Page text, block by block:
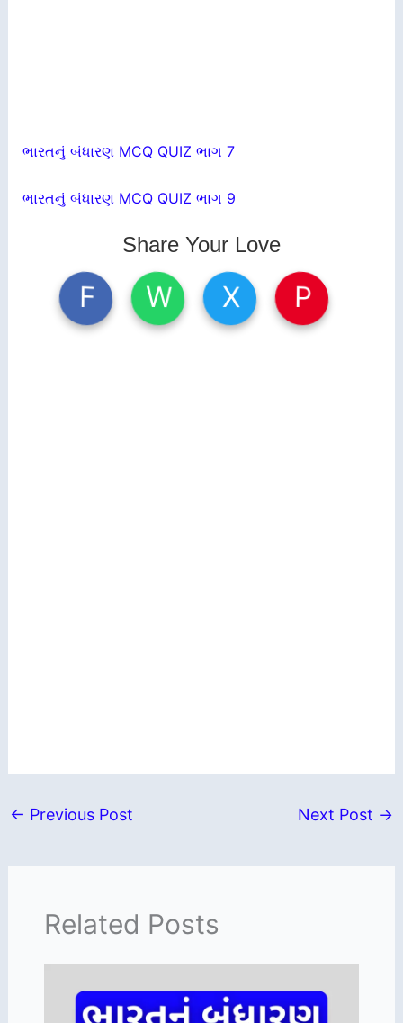
ભારતનું બંધારણ MCQ QUIZ ભાગ 7
ભારતનું બંધારણ MCQ QUIZ ભાગ 9
Share Your Love
F W X P
← Previous Post Next Post →
Related Posts